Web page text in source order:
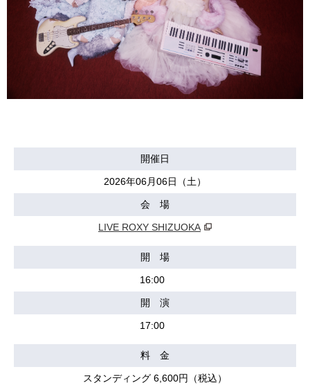
開催日
2026年06月06日（土）
会 場
LIVE ROXY SHIZUOKA
開 場
16:00
開 演
17:00
料 金
スタンディング 6,600円（税込）